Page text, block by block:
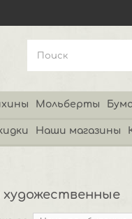
Мольберты
Наши магазины
художественные